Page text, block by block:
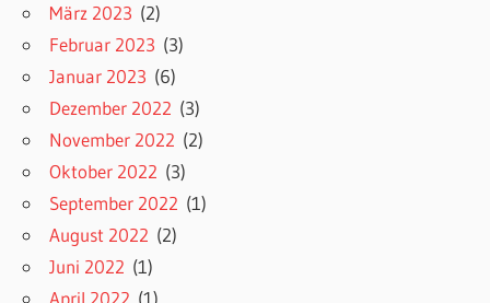
März 2023 (2)
Februar 2023 (3)
Januar 2023 (6)
Dezember 2022 (3)
November 2022 (2)
Oktober 2022 (3)
September 2022 (1)
August 2022 (2)
Juni 2022 (1)